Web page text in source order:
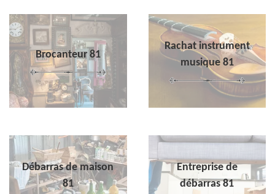
Brocanteur 81
Rachat instrument
musique 81
Débarras de maison
81
Entreprise de
débarras 81